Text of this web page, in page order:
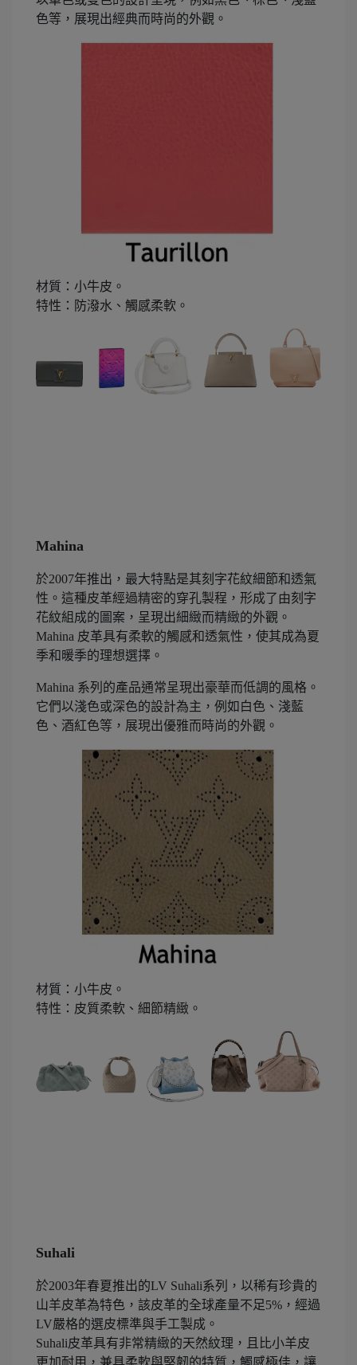
色等，展現出經典而時尚的外觀。
材質：小牛皮。
特性：防潑水、觸感柔軟。
Mahina
於2007年推出，最大特點是其刻字花紋細節和透氣
性。這種皮革經過精密的穿孔製程，形成了由刻字
花紋組成的圖案，呈現出細緻而精緻的外觀。
Mahina 皮革具有柔軟的觸感和透氣性，使其成為夏
季和暖季的理想選擇。
Mahina 系列的產品通常呈現出豪華而低調的風格。
它們以淺色或深色的設計為主，例如白色、淺藍
色、酒紅色等，展現出優雅而時尚的外觀。
材質：小牛皮。
特性：皮質柔軟、細節精緻。
Suhali
於2003年春夏推出的LV Suhali系列，以稀有珍貴的
山羊皮革為特色，該皮革的全球產量不足5%，經過
LV嚴格的選皮標準與手工製成。
Suhali皮革具有非常精緻的天然紋理，且比小羊皮